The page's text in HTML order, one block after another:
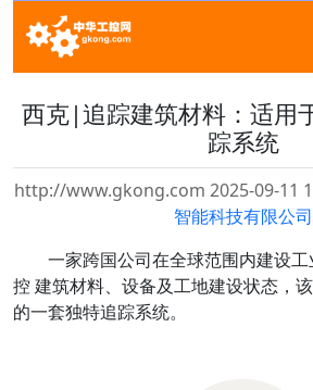
西克|追踪建筑材料：适用
踪系统
http://www.gkong.com 2025-09-11
智能科技有限公司
一家跨国公司在全球范围内建设工
控 建筑材料、设备及工地建设状态，
的一套独特追踪系统。